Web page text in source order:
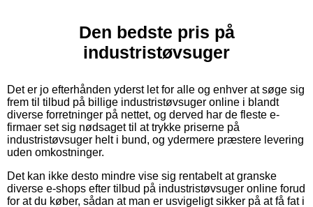
Den bedste pris på
industristøvsuger
Det er jo efterhånden yderst let for alle og enhver at søge sig
frem til tilbud på billige industristøvsuger online i blandt
diverse forretninger på nettet, og derved har de fleste e-
firmaer set sig nødsaget til at trykke priserne på
industristøvsuger helt i bund, og ydermere præstere levering
uden omkostninger.
Det kan ikke desto mindre vise sig rentabelt at granske
diverse e-shops efter tilbud på industristøvsuger online forud
for at du køber, sådan at man er usvigeligt sikker på at få fat i